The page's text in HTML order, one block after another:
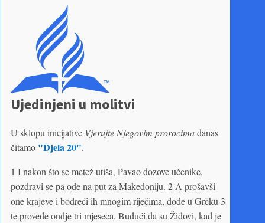
Ujedinjeni u molitvi
U sklopu inicijative Vjerujte Njegovim prorocimadanas
čitamo "Djela 20".
1 I nakon što se metež utiša, Pavao dozove učenike,
pozdravi se pa ode na put za Makedoniju. 2 A prošavši
one krajeve i bodreći ih mnogim riječima, dođe u Grčku 3
te provede ondje tri mjeseca. Budući da su Židovi, kad je